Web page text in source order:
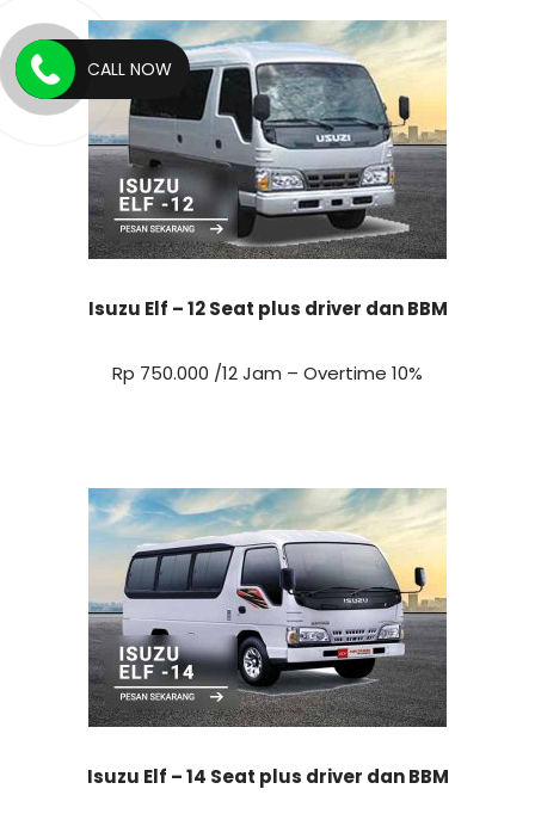
Isuzu Elf – 12 Seat plus driver dan BBM
Rp 750.000 /12 Jam – Overtime 10%
Isuzu Elf – 14 Seat plus driver dan BBM
CALL NOW